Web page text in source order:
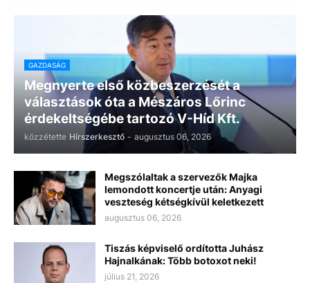
GAZDASÁG
Megnyerte első közbeszerzését a
választások óta a Mészáros Lőrinc
érdekeltségébe tartozó V-Híd Kft.
közzétette Hírszerkesztő - augusztus 06, 2026
Megszólaltak a szervezők Majka
lemondott koncertje után: Anyagi
veszteség kétségkívül keletkezett
augusztus 06, 2026
Tiszás képviselő ordította Juhász
Hajnalkának: Több botoxot neki!
július 21, 2026